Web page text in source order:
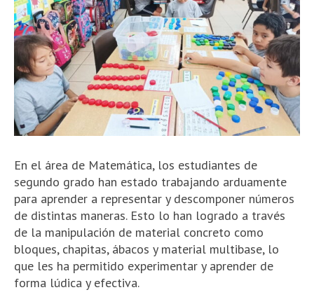
En el área de Matemática, los estudiantes de
segundo grado han estado trabajando arduamente
para aprender a representar y descomponer números
de distintas maneras. Esto lo han logrado a través
de la manipulación de material concreto como
bloques, chapitas, ábacos y material multibase, lo
que les ha permitido experimentar y aprender de
forma lúdica y efectiva.